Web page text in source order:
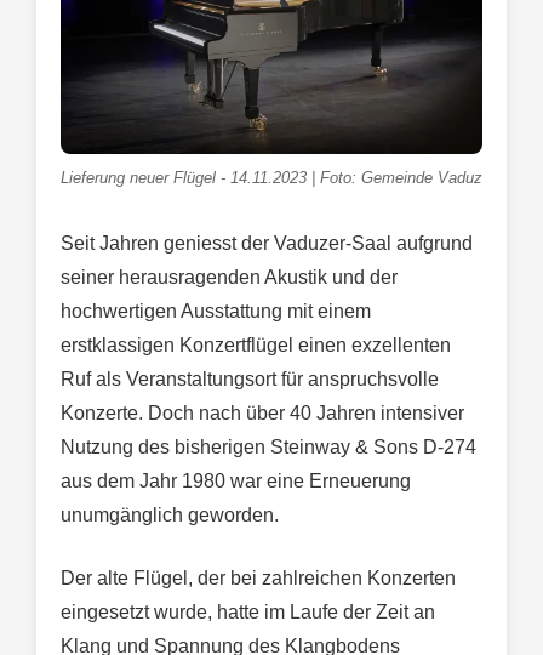
Lieferung neuer Flügel - 14.11.2023 | Foto: Gemeinde Vaduz
Seit Jahren geniesst der Vaduzer-Saal aufgrund
seiner herausragenden Akustik und der
hochwertigen Ausstattung mit einem
erstklassigen Konzertflügel einen exzellenten
Ruf als Veranstaltungsort für anspruchsvolle
Konzerte. Doch nach über 40 Jahren intensiver
Nutzung des bisherigen Steinway & Sons D-274
aus dem Jahr 1980 war eine Erneuerung
unumgänglich geworden.
Der alte Flügel, der bei zahlreichen Konzerten
eingesetzt wurde, hatte im Laufe der Zeit an
Klang und Spannung des Klangbodens